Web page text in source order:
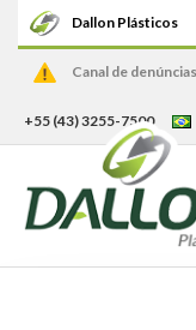
Dallon Plásticos
Canal de denúncias
+55 (43) 3255-7500